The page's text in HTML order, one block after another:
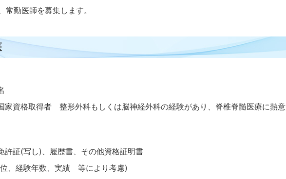
常勤医師を募集します。
家資格取得者 整形外科もしくは脳神経外科の経験があり、脊椎脊髄医療に熱意
許証(写し)、履歴書、その他資格証明書
、経験年数、実績 等により考慮)